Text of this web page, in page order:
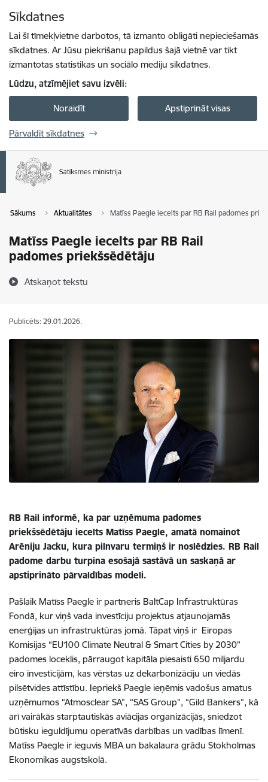
Sīkdatnes
Lai šī tīmekļvietne darbotos, tā izmanto obligāti nepieciešamās
sīkdatnes. Ar Jūsu piekrišanu papildus šajā vietnē var tikt
izmantotas statistikas un sociālo mediju sīkdatnes.
Lūdzu, atzīmējiet savu izvēli:
Noraidīt Apstiprināt visas
Pārvaldīt sīkdatnes
Sākums Aktualitātes Matīss Paegle iecelts par RB Rail padomes
Matīss Paegle iecelts par RB Rail
padomes priekšsēdētāju
Atskaņot tekstu
Publicēts: 29.01.2026.
RB Rail informē, ka par uzņēmuma padomes
priekšsēdētāju iecelts Matīss Paegle, amatā nomainot
Arēniju Jacku, kura pilnvaru termiņš ir noslēdzies. RB Rail
padome darbu turpina esošajā sastāvā un saskaņā ar
apstiprināto pārvaldības modeli.
Pašlaik Matīss Paegle ir partneris BaltCap Infrastruktūras
Fondā, kur viņš vada investīciju projektus atjaunojamās
enerģijas un infrastruktūras jomā. Tāpat viņš ir Eiropas
Komisijas “EU100 Climate Neutral & Smart Cities by 2030”
padomes loceklis, pārraugot kapitāla piesaisti 650 miljardu
eiro investīcijām, kas vērstas uz dekarbonizāciju un viedās
pilsētvides attīstību. Iepriekš Paegle ieņēmis vadošus amatus
uzņēmumos “Atmosclear SA”, “SAS Group”, “Gild Bankers”, kā
arī vairākās starptautiskās aviācijas organizācijās, sniedzot
būtisku ieguldījumu operatīvās darbības un vadības līmenī.
Matīss Paegle ir ieguvis MBA un bakalaura grādu Stokholmas
Ekonomikas augstskolā.